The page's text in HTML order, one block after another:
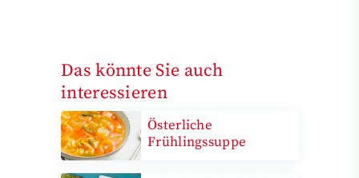
Das könnte Sie auch
interessieren
Österliche
Frühlingssuppe